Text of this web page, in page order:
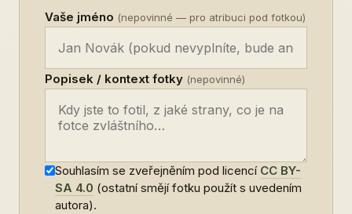
Vaše jméno (nepovinné — pro atribuci pod fotkou)
Popisek / kontext fotky (nepovinné)
Souhlasím se zveřejněním pod licencí CC BY-
SA 4.0 (ostatní smějí fotku použít s uvedením
autora).